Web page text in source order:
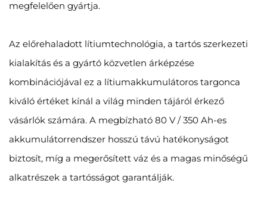
megfelelően gyártja.
Az előrehaladott lítiumtechnológia, a tartós szerkezeti
kialakítás és a gyártó közvetlen árképzése
kombinációjával ez a lítiumakkumulátoros targonca
kiváló értéket kínál a világ minden tájáról érkező
vásárlók számára. A megbízható 80 V / 350 Ah-es
akkumulátorrendszer hosszú távú hatékonyságot
biztosít, míg a megerősített váz és a magas minőségű
alkatrészek a tartósságot garantálják.